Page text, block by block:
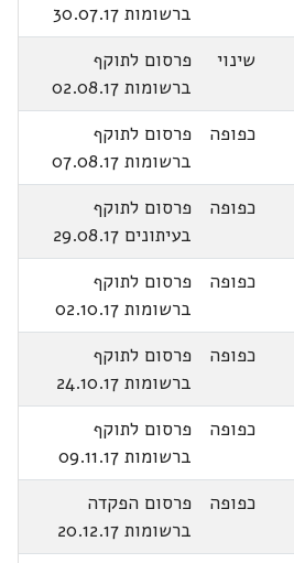
ברשומות 30.07.17
שינוי
פרסום לתוקף
ברשומות 02.08.17
כפופה
פרסום לתוקף
ברשומות 07.08.17
כפופה
פרסום לתוקף
בעיתונים 29.08.17
כפופה
פרסום לתוקף
ברשומות 02.10.17
כפופה
פרסום לתוקף
ברשומות 24.10.17
כפופה
פרסום לתוקף
ברשומות 09.11.17
כפופה
פרסום הפקדה
ברשומות 20.12.17